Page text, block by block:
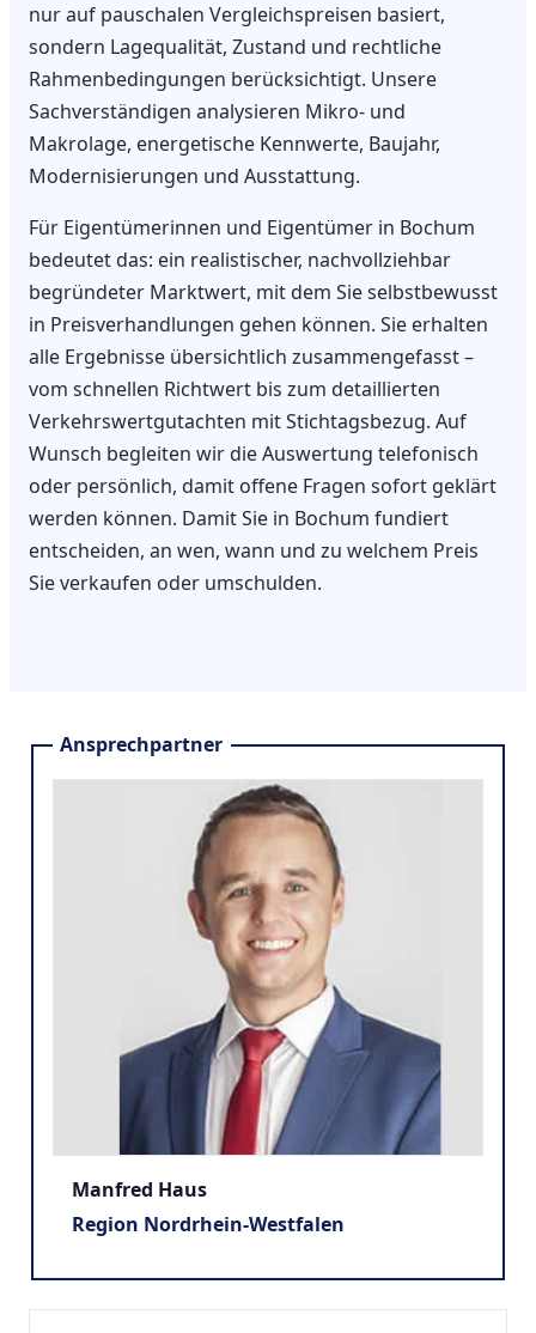
nur auf pauschalen Vergleichspreisen basiert,
sondern Lagequalität, Zustand und rechtliche
Rahmenbedingungen berücksichtigt. Unsere
Sachverständigen analysieren Mikro- und
Makrolage, energetische Kennwerte, Baujahr,
Modernisierungen und Ausstattung.
Für Eigentümerinnen und Eigentümer in Bochum
bedeutet das: ein realistischer, nachvollziehbar
begründeter Marktwert, mit dem Sie selbstbewusst
in Preisverhandlungen gehen können. Sie erhalten
alle Ergebnisse übersichtlich zusammengefasst –
vom schnellen Richtwert bis zum detaillierten
Verkehrswertgutachten mit Stichtagsbezug. Auf
Wunsch begleiten wir die Auswertung telefonisch
oder persönlich, damit offene Fragen sofort geklärt
werden können. Damit Sie in Bochum fundiert
entscheiden, an wen, wann und zu welchem Preis
Sie verkaufen oder umschulden.
Ansprechpartner
Manfred Haus
Region Nordrhein-Westfalen